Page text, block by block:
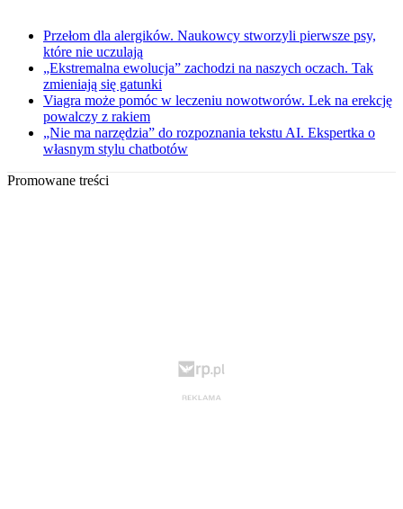
Przełom dla alergików. Naukowcy stworzyli pierwsze psy,
które nie uczulają
„Ekstremalna ewolucja” zachodzi na naszych oczach. Tak
zmieniają się gatunki
Viagra może pomóc w leczeniu nowotworów. Lek na erekcję
powalczy z rakiem
„Nie ma narzędzia” do rozpoznania tekstu AI. Ekspertka o
własnym stylu chatbotów
Promowane treści